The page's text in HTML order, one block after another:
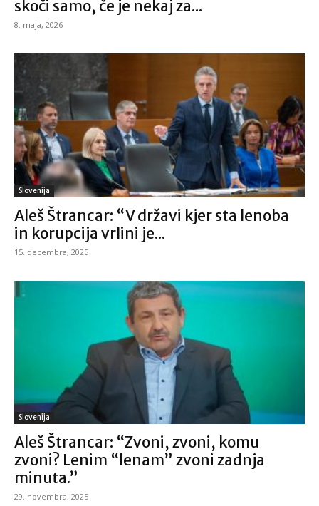
skoči samo, če je nekaj za...
8. maja, 2026
Slovenija
Aleš Štrancar: “V državi kjer sta lenoba
in korupcija vrlini je...
15. decembra, 2025
Slovenija
Aleš Štrancar: “Zvoni, zvoni, komu
zvoni? Lenim “lenam” zvoni zadnja
minuta.”
29. novembra, 2025